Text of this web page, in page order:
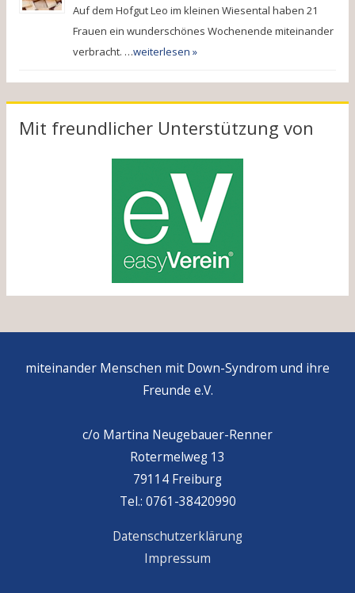
Auf dem Hofgut Leo im kleinen Wiesental haben 21
Frauen ein wunderschönes Wochenende miteinander
verbracht. …weiterlesen »
Mit freundlicher Unterstützung von
miteinander Menschen mit Down-Syndrom und ihre
Freunde e.V.
c/o Martina Neugebauer-Renner
Rotermelweg 13
79114 Freiburg
Tel.: 0761-38420990
Datenschutzerklärung
Impressum